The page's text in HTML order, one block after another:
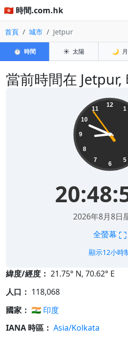
🇭🇰 時間.com.hk
首頁 城市 Jetpur
⏱️ 時間 ☀️ 太陽 🌙
當前時間在 Jetpur,
12
1
5
6
7
8
9
10
11
2026年8月8日
全螢幕 ⛶
顯示12小時
緯度/經度： 21.75° N, 70.62° E
人口： 118,068
國家： 🇮🇳 印度
IANA 時區： Asia/Kolkata